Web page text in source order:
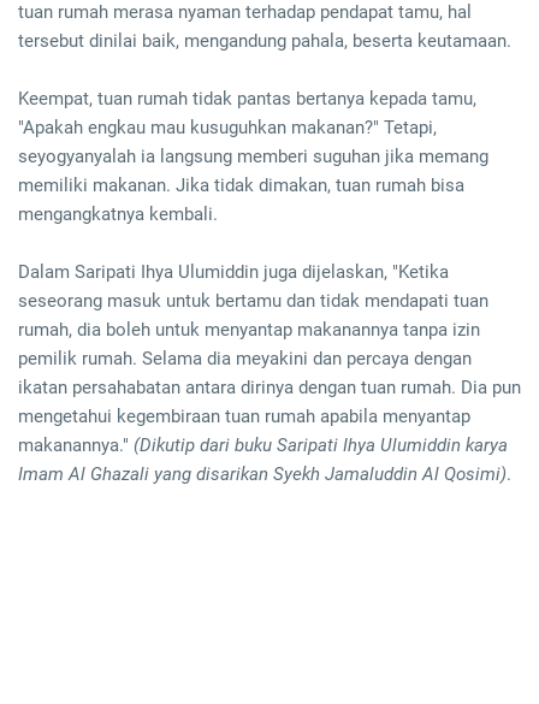
tuan rumah merasa nyaman terhadap pendapat tamu, hal
tersebut dinilai baik, mengandung pahala, beserta keutamaan.
Keempat, tuan rumah tidak pantas bertanya kepada tamu,
"Apakah engkau mau kusuguhkan makanan?" Tetapi,
seyogyanyalah ia langsung memberi suguhan jika memang
memiliki makanan. Jika tidak dimakan, tuan rumah bisa
mengangkatnya kembali.
Dalam Saripati Ihya Ulumiddin juga dijelaskan, "Ketika
seseorang masuk untuk bertamu dan tidak mendapati tuan
rumah, dia boleh untuk menyantap makanannya tanpa izin
pemilik rumah. Selama dia meyakini dan percaya dengan
ikatan persahabatan antara dirinya dengan tuan rumah. Dia pun
mengetahui kegembiraan tuan rumah apabila menyantap
makanannya." (Dikutip dari buku Saripati Ihya Ulumiddin karya
Imam Al Ghazali yang disarikan Syekh Jamaluddin Al Qosimi).